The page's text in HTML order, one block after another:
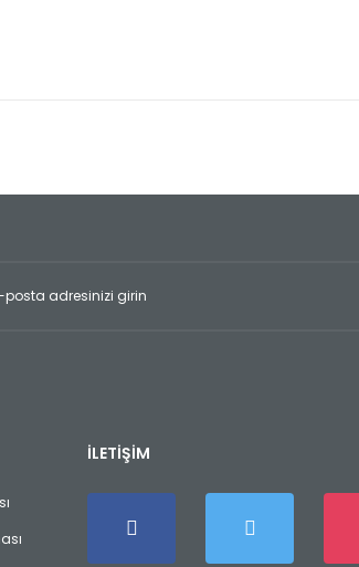
Yorum Yaz
İLETİŞİM